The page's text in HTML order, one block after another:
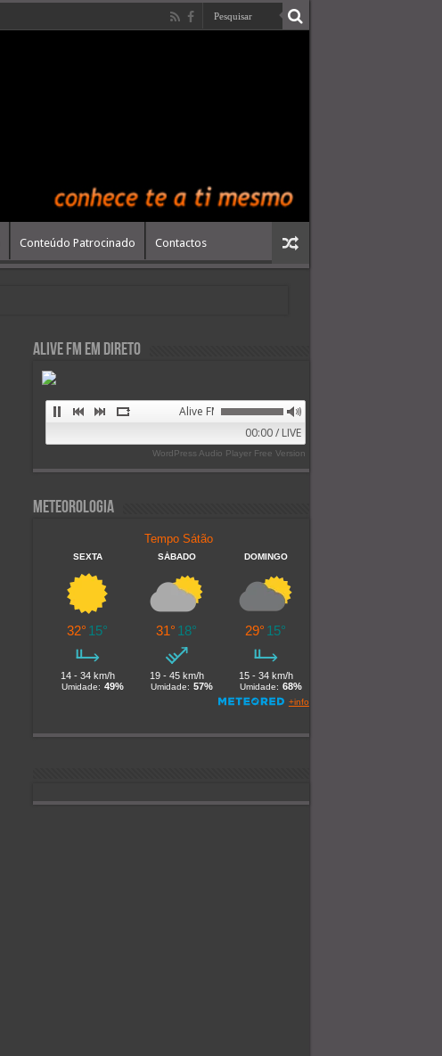
Conteúdo Patrocinado Contactos
Alive FM em Direto
Alive FM 89.9
00:00 / LIVE
WordPress Audio Player Free Version
Meteorologia